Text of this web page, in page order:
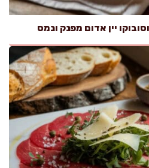
יין אדום מפנק ונמס